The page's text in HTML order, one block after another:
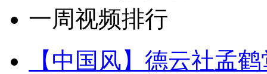
一周视频排行
【中国风】德云社孟